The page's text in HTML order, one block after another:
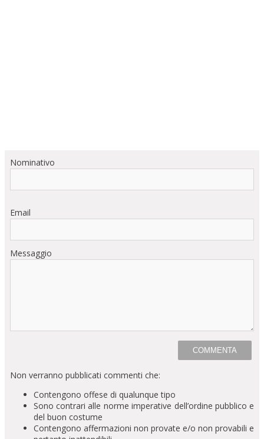
Nominativo
Email
Messaggio
Non verranno pubblicati commenti che:
Contengono offese di qualunque tipo
Sono contrari alle norme imperative dell’ordine pubblico e
del buon costume
Contengono affermazioni non provate e/o non provabili e